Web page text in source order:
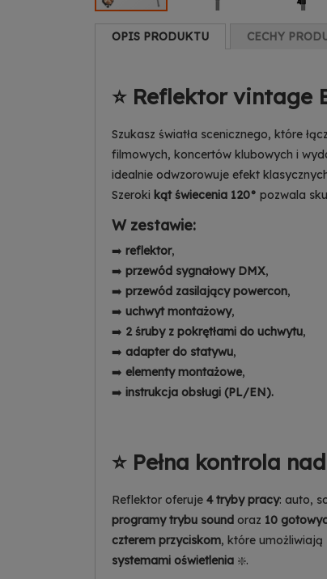
OPIS PRODUKTU
⭐ Reflektor vintage
Szukasz światła scenicznego, które
filmowych, koncertów klubowych i
idealnie odwzorowuje efekt
Szeroki kąt świecenia 120° pozwala
W zestawie:
➡️ reflektor,
➡️ przewód sygnałowy DMX,
➡️ przewód zasilający powercon,
➡️ uchwyt montażowy,
➡️ 2 śruby z pokrętłami do uchwytu,
➡️ adapter do statywu,
➡️ elementy montażowe,
➡️ instrukcja obsługi (PL/EN).
⭐ Pełna kontrola
Reflektor oferuje 4 tryby pracy: auto,
programy trybu sound oraz 10
czterem przyciskom, które
systemami oświetlenia ❇️.
CECHY